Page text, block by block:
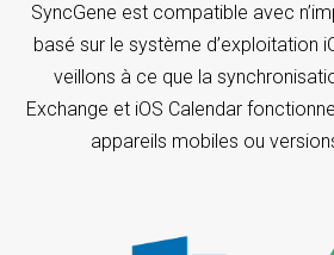
SyncGene est compatible avec
basé sur le système d’exploitation
veillons à ce que la
Exchange et iOS Calendar
appareils mobiles ou